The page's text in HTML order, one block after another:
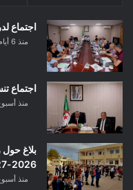
اجتماع
منذ 6 أيام
اجتماع
منذ
بلاغ
2026-2027
منذ